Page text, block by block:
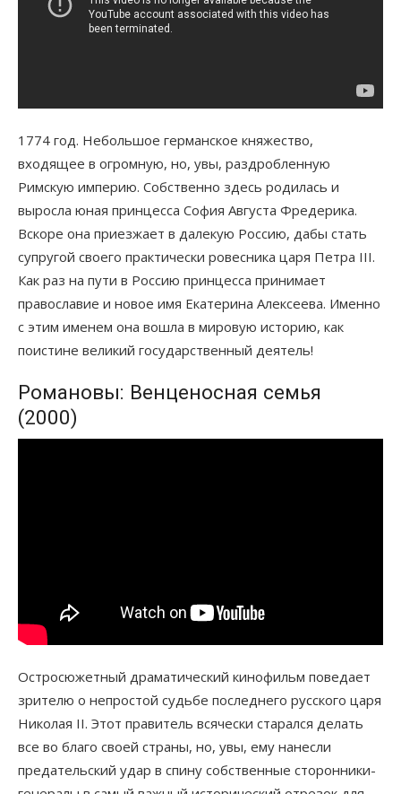
1774 год. Небольшое германское княжество,
входящее в огромную, но, увы, раздробленную
Римскую империю. Собственно здесь родилась и
выросла юная принцесса София Августа Фредерика.
Вскоре она приезжает в далекую Россию, дабы стать
супругой своего практически ровесника царя Петра III.
Как раз на пути в Россию принцесса принимает
православие и новое имя Екатерина Алексеева. Именно
с этим именем она вошла в мировую историю, как
поистине великий государственный деятель!
Романовы: Венценосная семья
(2000)
Остросюжетный драматический кинофильм поведает
зрителю о непростой судьбе последнего русского царя
Николая II. Этот правитель всячески старался делать
все во благо своей страны, но, увы, ему нанесли
предательский удар в спину собственные сторонники-